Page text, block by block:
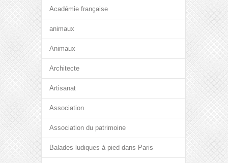
Académie française
animaux
Animaux
Architecte
Artisanat
Association
Association du patrimoine
Balades ludiques à pied dans Paris